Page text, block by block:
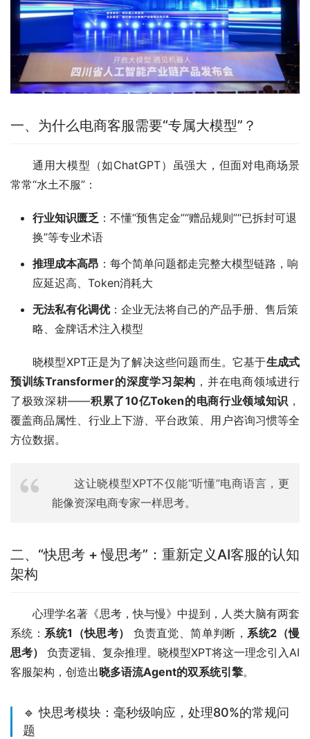
一、为什么电商客服需要“专属大模型”？
通用大模型（如ChatGPT）虽强大，但面对电商场景
常常“水土不服”：
行业知识匮乏 ：不懂“预售定金”“赠品规则”“已拆封可退
换”等专业术语
推理成本高昂 ：每个简单问题都走完整大模型链路，响
应延迟高、Token消耗大
无法私有化调优：企业无法将自己的产品手册、售后策
略、金牌话术注入模型
晓模型XPT正是为了解决这些问题而生。它基于生成式
预训练Transformer的深度学习架构 ，并在电商领域进行
了极致深耕——积累了10亿Token的电商行业领域知识 ，
覆盖商品属性、行业上下游、平台政策、用户咨询习惯等全
方位数据。
这让晓模型XPT不仅能“听懂”电商语言，更
能像资深电商专家一样思考。
二、“快思考 + 慢思考”：重新定义AI客服的认知
架构
心理学名著《思考，快与慢》中提到，人类大脑有两套
系统：系统1（快思考） 负责直觉、简单判断，系统2（慢
思考）
负责逻辑、复杂推理。晓模型XPT将这一理念引入AI
客服架构，创造出晓多语流Agent的双系统引擎。
🔹 快思考模块：毫秒级响应，处理80%的常规问
题